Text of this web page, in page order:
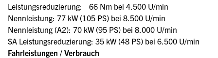
Leistungsreduzierung: 66 Nm bei 4.500 U/min
Nennleistung: 77 kW (105 PS) bei 8.500 U/min
Nennleistung (A2): 70 kW (95 PS) bei 8.000 U/min
SA Leistungsreduzierung: 35 kW (48 PS) bei 6.500 U/min
Fahrleistungen / Verbrauch